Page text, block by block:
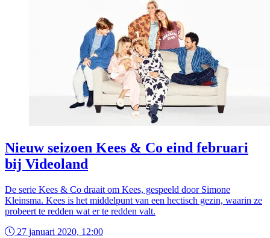
Nieuw seizoen Kees & Co eind februari
bij Videoland
De serie Kees & Co draait om Kees, gespeeld door Simone
Kleinsma. Kees is het middelpunt van een hectisch gezin, waarin ze
probeert te redden wat er te redden valt.
27 januari 2020, 12:00